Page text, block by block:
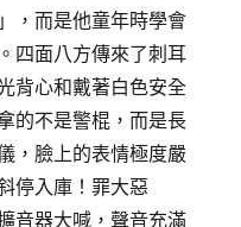
，而是他童年時學會
四面八方傳來了刺耳
背心和戴著白色安全
的不是警棍，而是長
，臉上的表情極度嚴
停入庫！罪大惡
音器大喊，聲音充滿